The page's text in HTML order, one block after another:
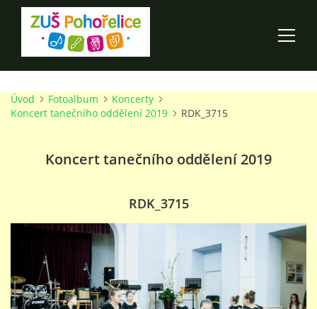
ÚVOD
O ŠKOLE
PRO RODIČE
Úvod Fotoalbum
Koncerty
Koncert tanečního oddělení 2019
RDK_3715
Koncert tanečního oddělení 2019
RDK_3715